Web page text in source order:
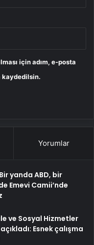
için adım, e-posta
kaydedilsin.
Yorumlar
yanda ABD, bir
Emevi Camii’nde
ve Sosyal Hizmetler
Esnek çalışma